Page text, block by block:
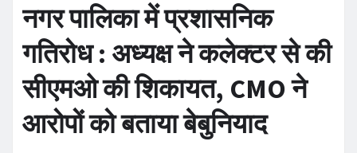
नगर पालिका में प्रशासनिक
गतिरोध : अध्यक्ष ने कलेक्टर से की
सीएमओ की शिकायत, CMO ने
आरोपों को बताया बेबुनियाद